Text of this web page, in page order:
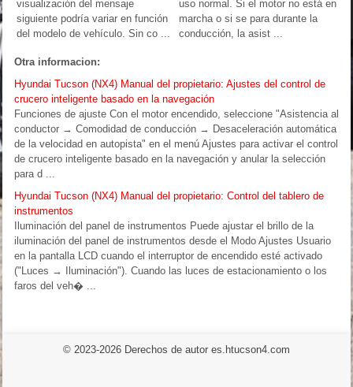
visualización del mensaje
siguiente podría variar en función
del modelo de vehículo. Sin co ...
uso normal. Si el motor no está en
marcha o si se para durante la
conducción, la asist ...
Otra informacion:
Hyundai Tucson (NX4) Manual del propietario: Ajustes del control de
crucero inteligente basado en la navegación
Funciones de ajuste Con el motor encendido, seleccione "Asistencia al
conductor → Comodidad de conducción → Desaceleración automática
de la velocidad en autopista" en el menú Ajustes para activar el control
de crucero inteligente basado en la navegación y anular la selección
para d ...
Hyundai Tucson (NX4) Manual del propietario: Control del tablero de
instrumentos
Iluminación del panel de instrumentos Puede ajustar el brillo de la
iluminación del panel de instrumentos desde el Modo Ajustes Usuario
en la pantalla LCD cuando el interruptor de encendido esté activado
("Luces → Iluminación"). Cuando las luces de estacionamiento o los
faros del veh� ...
© 2023-2026 Derechos de autor es.htucson4.com